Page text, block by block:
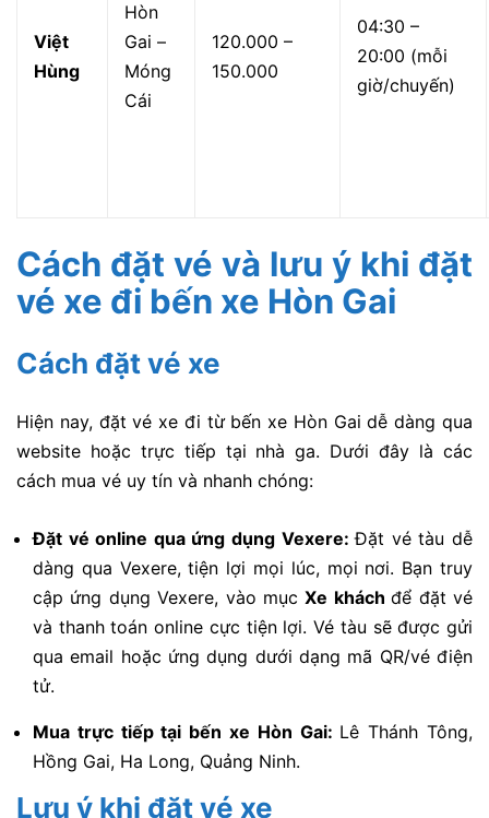
Việt
Hùng
Hòn
Gai –
Móng
Cái
120.000 –
150.000
04:30 –
20:00 (mỗi
giờ/chuyến)
Cách đặt vé và lưu ý khi đặt
vé xe đi bến xe Hòn Gai
Cách đặt vé xe
Hiện nay, đặt vé xe đi từ bến xe Hòn Gai dễ dàng qua
website hoặc trực tiếp tại nhà ga. Dưới đây là các
cách mua vé uy tín và nhanh chóng:
Đặt vé online qua ứng dụng Vexere:Đặt vé tàu dễ
dàng qua Vexere, tiện lợi mọi lúc, mọi nơi. Bạn truy
cập ứng dụng Vexere, vào mụcXe khách để đặt vé
và thanh toán online cực tiện lợi. Vé tàu sẽ được gửi
qua email hoặc ứng dụng dưới dạng mã QR/vé điện
tử.
Mua trực tiếp tại bến xe Hòn Gai: Lê Thánh Tông,
Hồng Gai, Ha Long, Quảng Ninh.
Lưu ý khi đặt vé xe